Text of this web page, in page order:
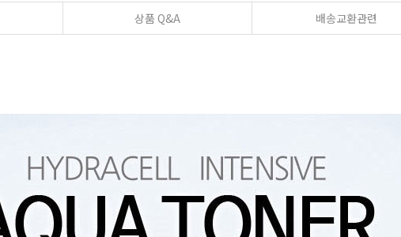
상품 Q&A 배송교환관련